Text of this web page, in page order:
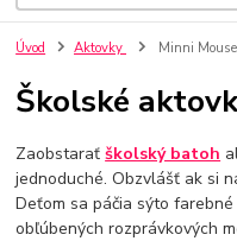
Úvod Aktovky Minni Mouse
Školské
Zaobstaraťškolský batoh
jednoduché. Obzvlášť ak si
Deťom sa páčia sýto
obľúbených rozprávkových